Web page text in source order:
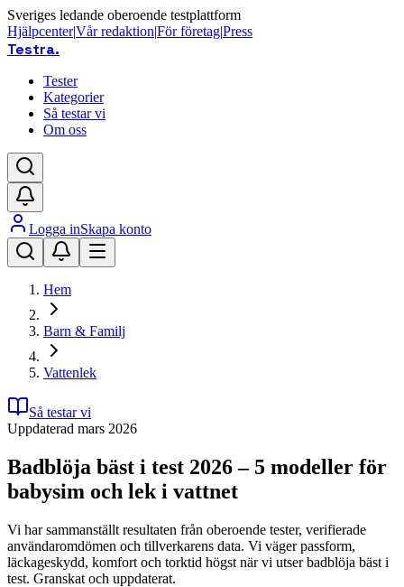
Sveriges ledande oberoende testplattform
Hjälpcenter|Vår redaktion|För företag|Press
Testra.
Tester
Kategorier
Så testar vi
Om oss
Logga inSkapa konto
Hem
Barn & Familj
Vattenlek
Så testar vi
Uppdaterad mars 2026
Badblöja bäst i test 2026 – 5 modeller för
babysim och lek i vattnet
Vi har sammanställt resultaten från oberoende tester, verifierade
användaromdömen och tillverkarens data. Vi väger passform,
läckageskydd, komfort och torktid högst när vi utser badblöja bäst i
test. Granskat och uppdaterat.